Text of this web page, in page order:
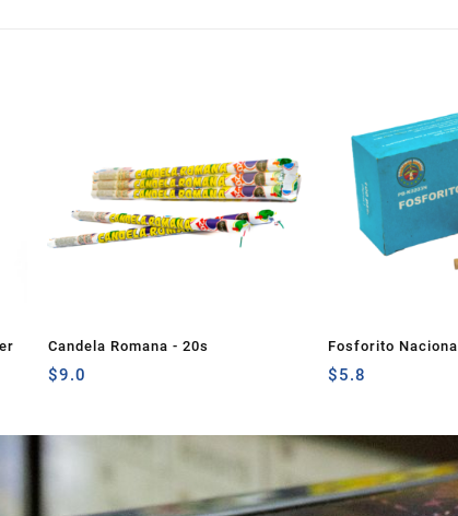
Candela Romana - 20s
$9.0
Fosforito Nacional
$5.8